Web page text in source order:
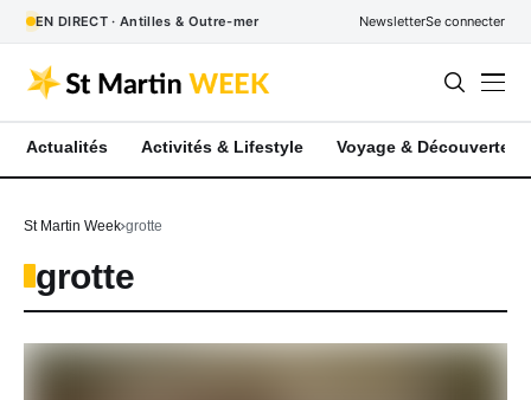
EN DIRECT · Antilles & Outre-mer NewsletterSe connecter
Actualités Activités & Lifestyle Voyage & Découverte
St Martin Week grotte
grotte